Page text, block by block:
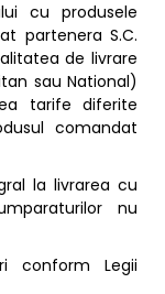
cu produsele
partenera S.C.
de livrare
sau National)
tarife diferite
comandat
la livrarea cu
nu
conform Legii